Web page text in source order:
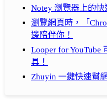
Notey 瀏覽器上的
瀏覽網頁時，「
邊陪伴你！
Looper for YouTube
具！
Zhuyin 一鍵快速幫